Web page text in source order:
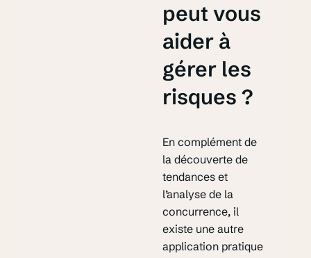
peut vous
aider à
gérer les
risques ?
En complément de
la découverte de
tendances et
l’analyse de la
concurrence, il
existe une autre
application pratique